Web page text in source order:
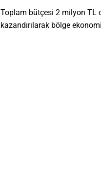
Toplam bütçesi 2 milyon TL
kazandırılarak bölge